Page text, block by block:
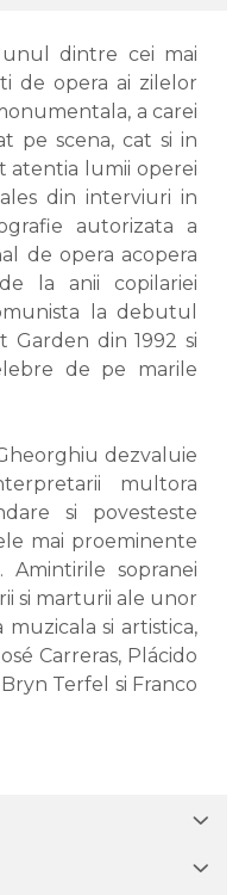
dintre cei mai
de opera ai zilelor
a carei
pe scena, cat si in
atentia lumii operei
din interviuri in
autorizata a
de opera acopera
la anii copilariei
la debutul
Garden din 1992 si
de pe marile
dezvaluie
multora
si povesteste
mai proeminente
sopranei
si marturii ale unor
si artistica,
Carreras, Plácido
Terfel si Franco